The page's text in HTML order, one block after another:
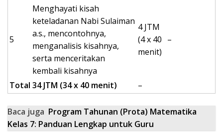
5
Menghayati kisah
keteladanan Nabi Sulaiman
a.s., mencontohnya,
menganalisis kisahnya,
serta menceritakan
kembali kisahnya
4 JTM
(4 x 40
menit)
–
Total 34 JTM (34 x 40 menit) –
Baca juga Program Tahunan (Prota) Matematika
Kelas 7: Panduan Lengkap untuk Guru